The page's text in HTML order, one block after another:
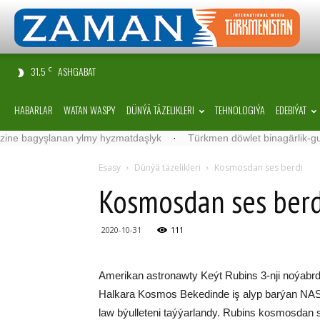
31.5 C ASHGABAT
HABARLAR WATAN WASPY DÜNÝÄ TÄZELIKLERI TEHNOLOGIÝA EDEBIÝAT
ylmy hyzmatdaşlyk · Türkmen döwlet binagärlik-
Esasy Dünýä täzelikleri Kos­mos­dan ses ber­di
Kos­mos­dan ses
2020-10-31 111
Ame­ri­kan ast­ro­naw­ty Keýt Ru­bins 3-nji
Hal­ka­ra Kos­mos Be­ke­din­de iş alyp bar­ýan
law býul­le­te­ni taý­ýar­lan­dy. Ru­bins